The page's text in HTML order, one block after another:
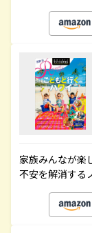
家族みんなが楽
不安を解消する